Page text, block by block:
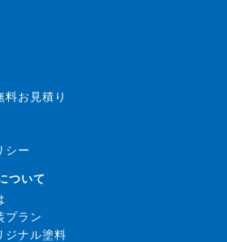
料お見積り
シー
ついて
プラン
ジナル塗料